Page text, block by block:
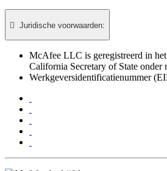
 Juridische voorwaarden:​
McAfee LLC is geregistreerd in
California Secretary of State onder
Werkgeversidentificatienummer